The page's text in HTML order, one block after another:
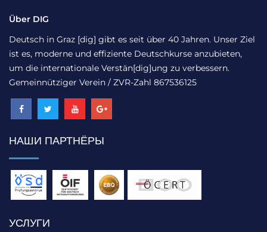
Über DIG
Deutsch in Graz [dig] gibt es seit über 40 Jahren. Unser Ziel
ist es, moderne und effiziente Deutschkurse anzubieten,
um die internationale Verstän[dig]ung zu verbessern.
Gemeinnütziger Verein / ZVR-Zahl 867536125
НАШИ ПАРТНЁРЫ
УСЛУГИ